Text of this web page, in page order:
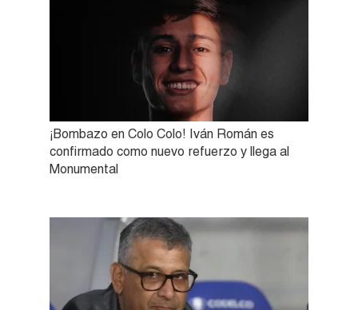
¡Bombazo en Colo Colo! Iván Román es
confirmado como nuevo refuerzo y llega al
Monumental